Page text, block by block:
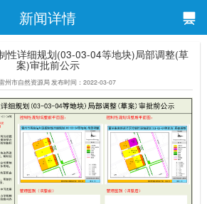
新闻详情
性详细规划(03-03-04等地块)局部调整(草
案)审批前公示
州市自然资源局 发布时间：2022-03-07